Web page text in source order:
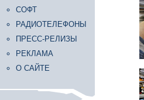
СОФТ
РАДИОТЕЛЕФОНЫ
ПРЕСС-РЕЛИЗЫ
РЕКЛАМА
О САЙТЕ